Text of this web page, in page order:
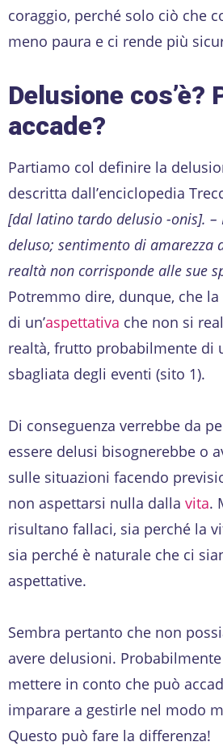
coraggio, perché solo ciò che
meno paura e ci rende più
Delusione cos’è?
accade?
Partiamo col definire la
descritta dall’enciclopedia
[dal latino tardo delusio -onis]. –
deluso; sentimento di amarezza
realtà non corrisponde alle sue
Potremmo dire, dunque, che
di un’aspettativa che non si
realtà, frutto probabilmente di
sbagliata degli eventi (sito 1).
Di conseguenza verrebbe da
essere delusi bisognerebbe o
sulle situazioni facendo
non aspettarsi nulla dalla vita.
risultano fallaci, sia perché la
sia perché è naturale che ci
aspettative.
Sembra pertanto che non
avere delusioni.
mettere in conto che può
imparare a gestirle nel modo
Questo può fare la differenza!